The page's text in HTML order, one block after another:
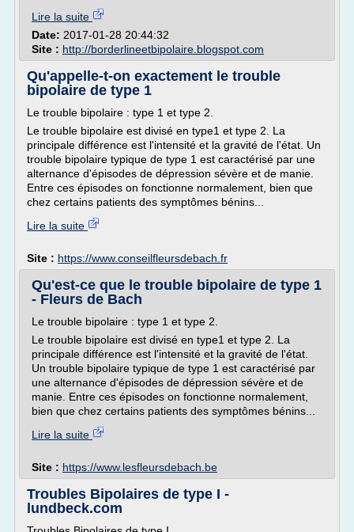
Lire la suite
Date: 2017-01-28 20:44:32
Site : http://borderlineetbipolaire.blogspot.com
Qu'appelle-t-on exactement le trouble
bipolaire de type 1
Le trouble bipolaire : type 1 et type 2.
Le trouble bipolaire est divisé en type1 et type 2. La
principale différence est l'intensité et la gravité de l'état. Un
trouble bipolaire typique de type 1 est caractérisé par une
alternance d'épisodes de dépression sévère et de manie.
Entre ces épisodes on fonctionne normalement, bien que
chez certains patients des symptômes bénins...
Lire la suite
Site : https://www.conseilfleursdebach.fr
Qu'est-ce que le trouble bipolaire de type 1
- Fleurs de Bach
Le trouble bipolaire : type 1 et type 2.
Le trouble bipolaire est divisé en type1 et type 2. La
principale différence est l'intensité et la gravité de l'état.
Un trouble bipolaire typique de type 1 est caractérisé par
une alternance d'épisodes de dépression sévère et de
manie. Entre ces épisodes on fonctionne normalement,
bien que chez certains patients des symptômes bénins...
Lire la suite
Site : https://www.lesfleursdebach.be
Troubles Bipolaires de type I -
lundbeck.com